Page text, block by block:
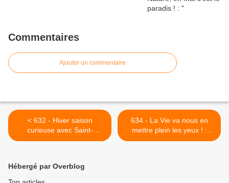
Commentaires
Ajouter un commentaire
< 632 - Hiver saison
curieuse avec Saint-
Valentin et le début des
634 - La Vie va nous en
mettre plein les yeux ! :
06/04/2024 >
Hébergé par Overblog